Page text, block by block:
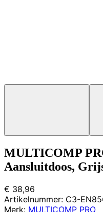
MULTICOMP
Aansluitdoos,
€ 38,96
Artikelnummer: C3-
Merk: MULTICOMP PRO